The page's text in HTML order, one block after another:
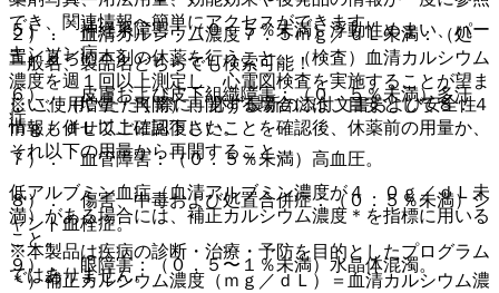
５）． 神経系障害：（０．５％未満）浮動性めまい、パー
キンソン病。
６）． 皮膚および皮下組織障害：（０．５％未満）多汗
症。
７）． 血管障害：（０．５％未満）高血圧。
８）． 傷害、中毒および処置合併症：（０．５％未満）シ
ャント血栓症。
９）． 眼障害：（０．５〜１％未満）水晶体混濁。
２）． 血清カルシウム濃度７．５ｍｇ／ｄＬ未満：（処
置）直ちに本剤の休薬を行うこと、（検査）血清カルシウム
濃度を週１回以上測定し、心電図検査を実施することが望ま
しい、（増量・再開）再開する場合には、目安として８．４
ｍｇ／ｄＬ以上に回復したことを確認後、休薬前の用量か、
それ以下の用量から再開すること。
低アルブミン血症（血清アルブミン濃度が４．０ｇ／ｄＬ未
満）がある場合には、補正カルシウム濃度＊を指標に用いる
こと。
＊）補正カルシウム濃度（ｍｇ／ｄＬ）＝血清カルシウム濃
でき、関連情報へ簡単にアクセスができます。
一般名、製品名どちらでも検索可能！
※ ご使用いただく際に、必ず最新の添付文書および安全性
情報も併せてご確認下さい。
※本製品は疾病の診断・治療・予防を目的としたプログラム
ではありません。